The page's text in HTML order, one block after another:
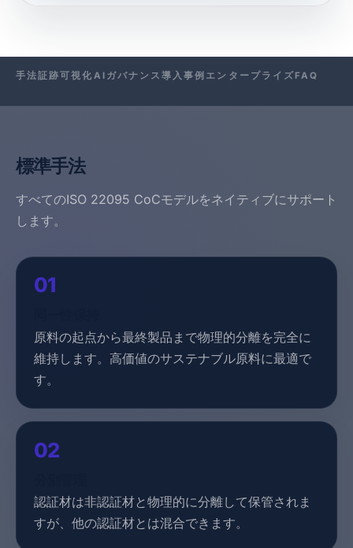
手法証跡可視化 AI ガバナンス導入事例 エンタープライズFAQ
標準手法
すべてのISO 22095 CoCモデルをネイティブにサポート
します。
01
原料の起点から最終製品まで物理的分離を完全に
維持します。高価値のサステナブル原料に最適で
す。
02
認証材は非認証材と物理的に分離して保管されま
すが、他の認証材とは混合できます。